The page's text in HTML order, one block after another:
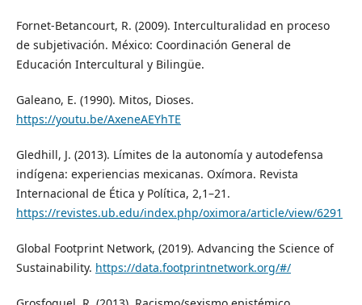
Fornet-Betancourt, R. (2009). Interculturalidad en proceso
de subjetivación. México: Coordinación General de
Educación Intercultural y Bilingüe.
Galeano, E. (1990). Mitos, Dioses.
https://youtu.be/AxeneAEYhTE
Gledhill, J. (2013). Límites de la autonomía y autodefensa
indígena: experiencias mexicanas. Oxímora. Revista
Internacional de Ética y Política, 2,1–21.
https://revistes.ub.edu/index.php/oximora/article/view/6291
Global Footprint Network, (2019). Advancing the Science of
Sustainability. https://data.footprintnetwork.org/#/